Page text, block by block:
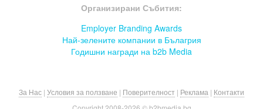
Организирани Събития:
Employer Branding Awards
Най-зелените компании в Бълагрия
Годишни награди на b2b Media
За Нас | Условия за ползване | Поверителност | Реклама | Контакти